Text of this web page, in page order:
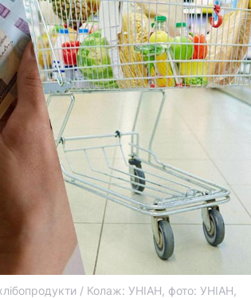
/ Колаж: УНІАН, фото: УНІАН,